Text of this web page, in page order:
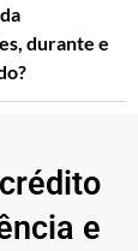
durante e
e